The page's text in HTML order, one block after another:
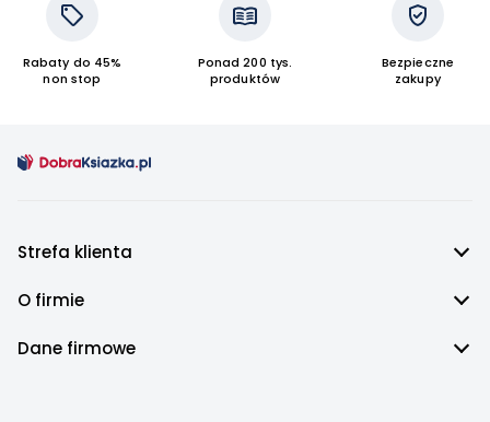
Rabaty do 45%
non stop
Ponad 200 tys.
produktów
Bezpieczne
zakupy
Strefa klienta
O firmie
Dane firmowe